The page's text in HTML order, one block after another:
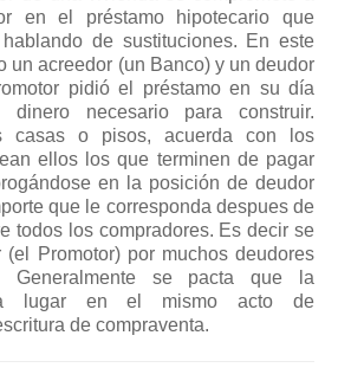
en el préstamo hipotecario que
de sustituciones. En este
un acreedor (un Banco) y un deudor
pidió el préstamo en su día
necesario para construir.
casas o pisos, acuerda con los
ellos los que terminen de pagar
en la posición de deudor
que le corresponda despues de
todos los compradores. Es decir se
(el Promotor) por muchos deudores
Generalmente se pacta que la
lugar en el mismo acto de
de compraventa.